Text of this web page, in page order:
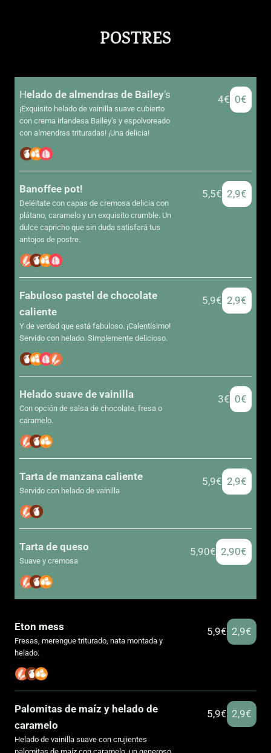
POSTRES
Helado de almendras de Bailey‘s
¡Exquisito helado de vainilla suave cubierto
con crema irlandesa Bailey’s y espolvoreado
con almendras trituradas! ¡Una delicia!
4€ 0€
Banoffee pot!
Deléitate con capas de cremosa delicia con
plátano, caramelo y un exquisito crumble. Un
dulce capricho que sin duda satisfará tus
antojos de postre.
5,5€ 2,9€
Fabuloso pastel de chocolate
caliente
Y de verdad que está fabuloso. ¡Calentísimo!
Servido con helado. Simplemente delicioso.
5,9€ 2,9€
Helado suave de vainilla
Con opción de salsa de chocolate, fresa o
caramelo.
3€ 0€
Tarta de manzana caliente
Servido con helado de vainilla
5,9€ 2,9€
Tarta de queso
Suave y cremosa
5,90€ 2,90€
Eton mess
Fresas, merengue triturado, nata montada y
helado.
5,9€ 2,9€
Palomitas de maíz y helado de
caramelo
Helado de vainilla suave con crujientes
5,9€ 2,9€